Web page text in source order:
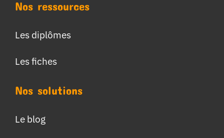
Nos ressources
Les diplômes
Les fiches
Nos solutions
Le blog